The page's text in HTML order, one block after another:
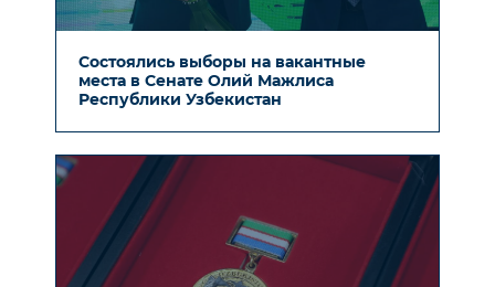
Состоялись выборы на вакантные
места в Сенате Олий Мажлиса
Республики Узбекистан